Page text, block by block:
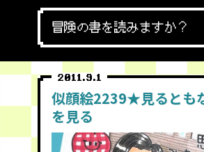
冒険の書を読みますか？
2011.9.1
似顔絵2239★見るとも
を見る